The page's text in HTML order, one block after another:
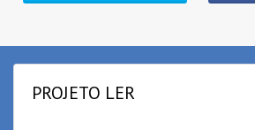
PROJETO LER